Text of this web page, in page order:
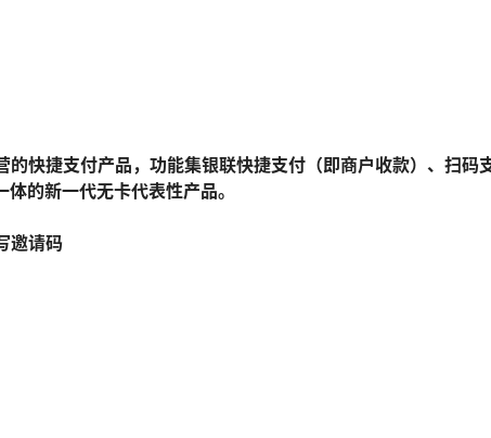
快捷支付产品，功能集银联快捷支付（即商户收款）、扫码
的新一代无卡代表性产品。
邀请码